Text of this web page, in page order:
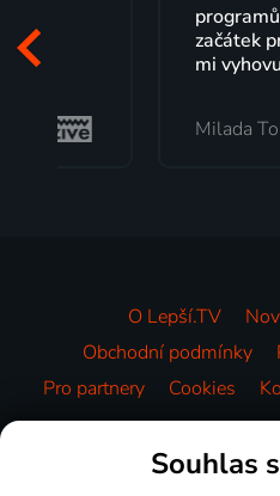
programů a
začátek
mi vyhovuje.
Milada Tomešová
O Lepší.TV
Obchodní podmínky
Pro partnery
Cookies
Souhlas